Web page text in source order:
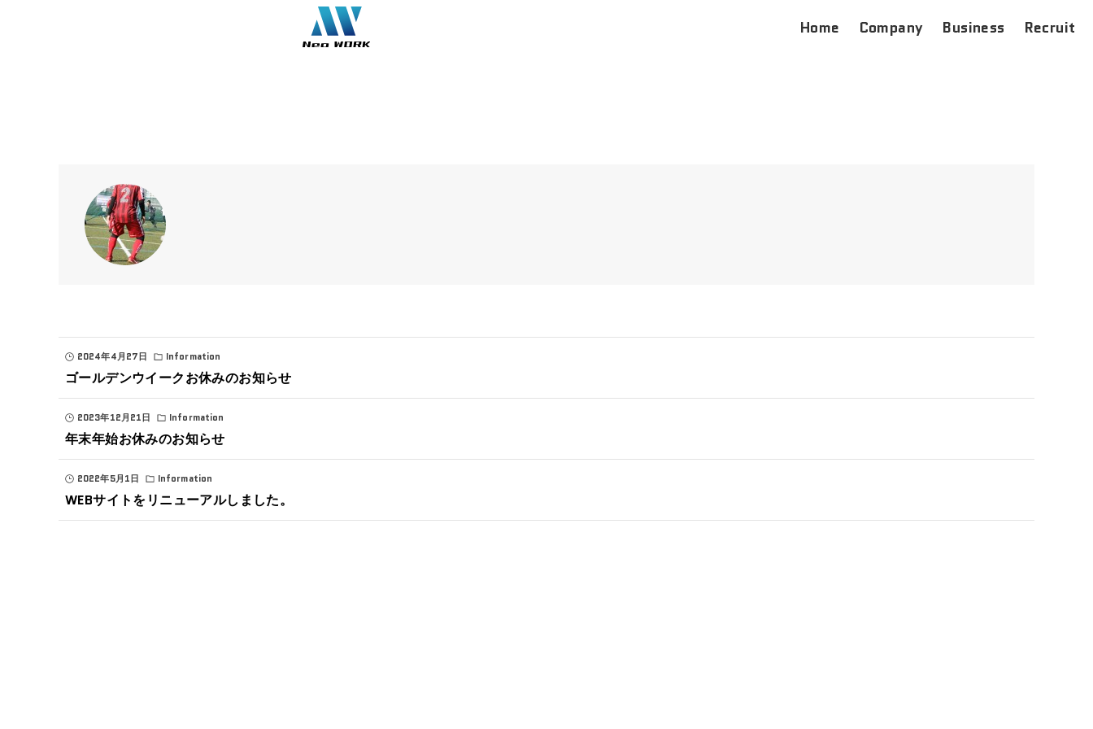
Home Company Business Recruit
2024年4月27日 Information
ゴールデンウイークお休みのお知らせ
2023年12月21日 Information
年末年始お休みのお知らせ
2022年5月1日 Information
WEBサイトをリニューアルしました。